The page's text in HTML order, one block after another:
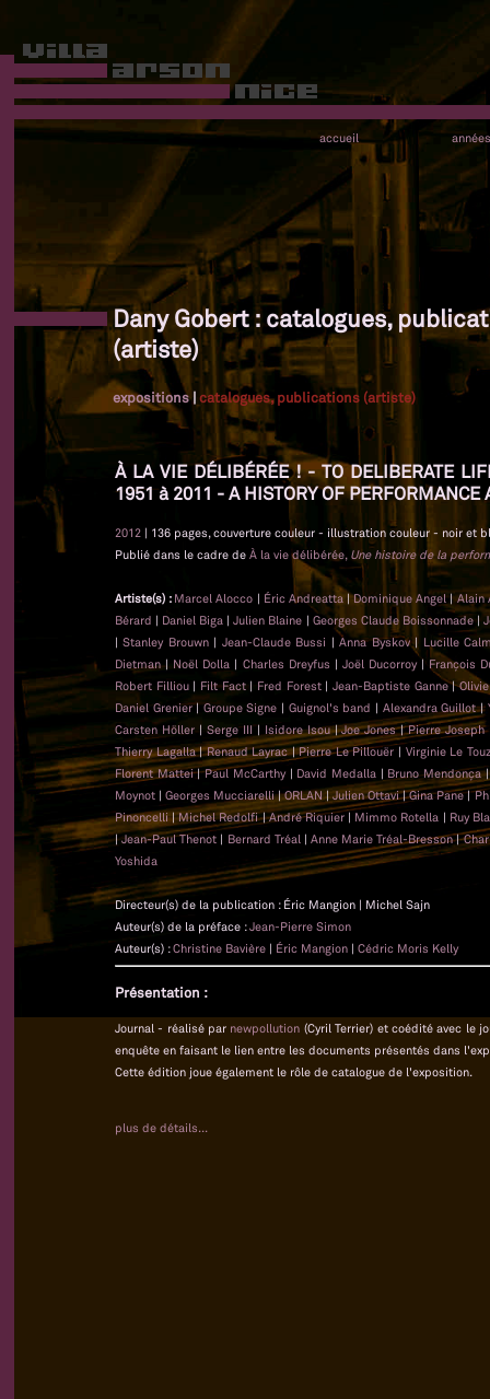
accueil années
Dany Gobert : catalogues,
(artiste)
expositions|catalogues, publications (artiste)
À LA VIE DÉLIBÉRÉE ! - TO DELIBERATE
1951 à 2011 - A HISTORY OF
2012 | 136 pages, couverture couleur - illustration couleur - noir et
Publié dans le cadre de À la vie délibérée, Une histoire de la
Artiste(s) : Marcel Alocco | Éric Andreatta|Dominique Angel|Alain
Bérard | Daniel Biga |Julien Blaine | Georges Claude Boissonnade|
|Stanley Brouwn| Jean-Claude Bussi |Anna Byskov| Lucille
Dietman| Noël Dolla | Charles Dreyfus | Joël Ducorroy| François
Robert Filliou| Filt Fact| Fred Forest| Jean-Baptiste Ganne|
Daniel Grenier|Groupe Signe | Guignol's band | Alexandra Guillot|
Carsten Höller| Serge III | Isidore Isou|Joe Jones|Pierre Joseph
Thierry Lagalla|Renaud Layrac|Pierre Le Pillouër | Virginie Le
Florent Mattei|Paul McCarthy| David Medalla | Bruno Mendonça
Moynot |Georges Mucciarelli|ORLAN|Julien Ottavi|Gina Pane|
Pinoncelli|Michel Redolfi|André Riquier| Mimmo Rotella | Ruy
|Jean-Paul Thenot | Bernard Tréal | Anne Marie Tréal-Bresson|
Yoshida
Directeur(s) de la publication : Éric Mangion | Michel Sajn
Auteur(s) de la préface :Jean-Pierre Simon
Auteur(s) :Christine Bavière | Éric Mangion | Cédric Moris Kelly
Présentation :
Journal - réalisé par newpollution (Cyril Terrier) et coédité avec le
enquête en faisant le lien entre les documents présentés dans
Cette édition joue également le rôle de catalogue de l'exposition.
plus de détails...